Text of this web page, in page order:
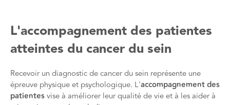
L'accompagnement des patientes
atteintes du cancer du sein
Recevoir un diagnostic de cancer du sein représente une
épreuve physique et psychologique. L'accompagnement des
patientesvise à améliorer leur qualité de vie et à les aider à